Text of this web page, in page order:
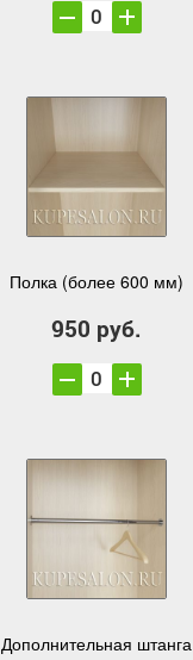
Полка (более 600 мм)
950 руб.
Дополнительная штанга